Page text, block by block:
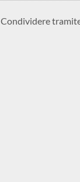
Condividere